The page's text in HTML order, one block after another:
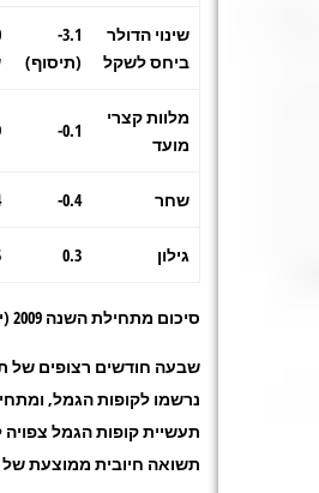
שינוי הדולר
ביחס לשקל
3.1-
(תיסוף)
מלוות קצרי
מועד
0.1-
שחר 0.4-
גילון 0.3
סיכום מתחילת השנה 2009 (ינואר-יולי)
שבעה חודשים רצופים של
נרשמו לקופות הגמל,
תעשיית קופות הגמל
תשואה חיובית ממוצעת של כ-